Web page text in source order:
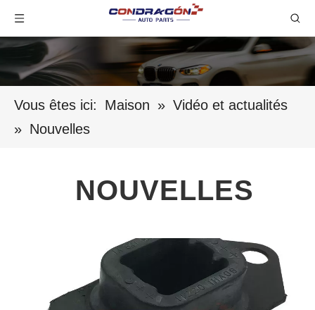
Vous êtes ici: Maison » Vidéo et actualités
» Nouvelles
NOUVELLES